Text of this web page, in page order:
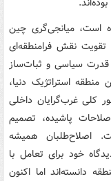
است، میانجی‌گری چین
نقش فرامنطقه‌ای
سیاسی و ثبات‌ساز
استراتژیک دنیا،
کلی غرب‌گرایان داخلی
پاشیده، تصمیم
اصلاح‌طلبان همیشه
خود برای تعامل با
دانسته‌اند اما اکنون